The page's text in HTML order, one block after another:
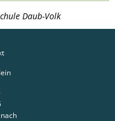
Daub-Volk